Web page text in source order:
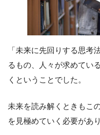
「未来に先回りする思考
るもの、人々が求めてい
くということでした。
未来を読み解くときもこ
を見極めていく必要があ